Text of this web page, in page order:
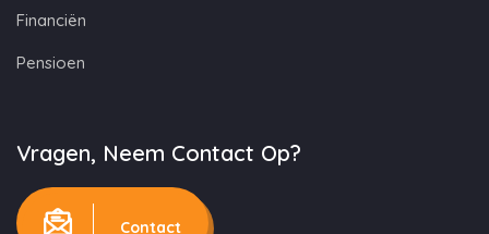
Financiën
Pensioen
Vragen, Neem Contact Op?
Contact